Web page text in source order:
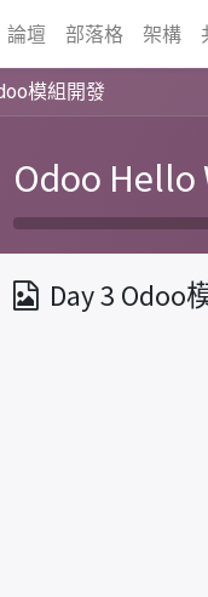
論壇 部落格 架構
模組開發
Odoo Hello
Day 3 Odoo